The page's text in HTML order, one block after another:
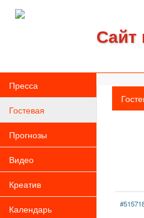
Сайт
Пресса
Гостевая
Прогнозы
Видео
Креатив
Календарь